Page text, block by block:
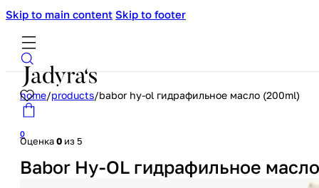
Skip to main content Skip to footer
0
home/products/babor hy-ol гидрафильное масло (200ml)
Оценка0 из 5
Babor Hy-OL гидрафильное